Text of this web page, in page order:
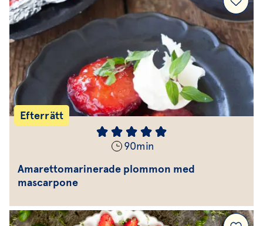
Efterrätt
90min
Amarettomarinerade plommon med
mascarpone